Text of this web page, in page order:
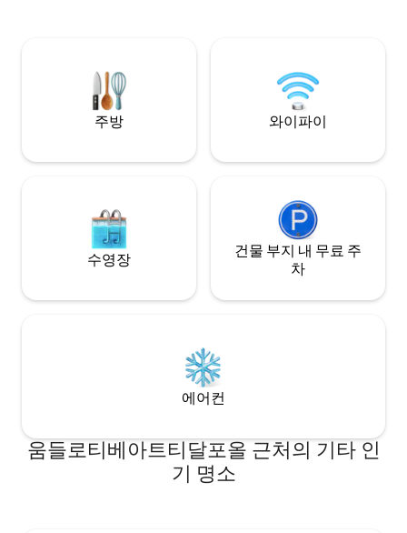
자에서 휴식을 취하고 책을 읽어보세요.
주방 와이파이
수영장
건물 부지 내 무료 주
차
에어컨
움들로티베아트티달포올 근처의 기타 인
기 명소